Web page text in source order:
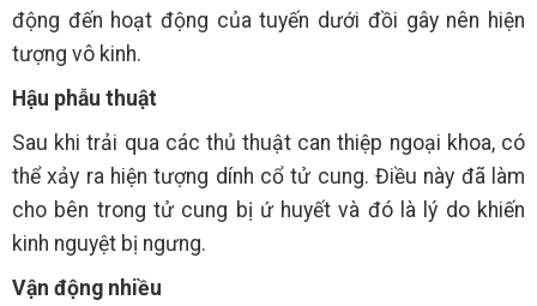
động đến hoạt động của tuyến dưới đồi gây nên hiện
tượng vô kinh.
Hậu phẫu thuật
Sau khi trải qua các thủ thuật can thiệp ngoại khoa, có
thể xảy ra hiện tượng dính cổ tử cung. Điều này đã làm
cho bên trong tử cung bị ứ huyết và đó là lý do khiến
kinh nguyệt bị ngưng.
Vận động nhiều